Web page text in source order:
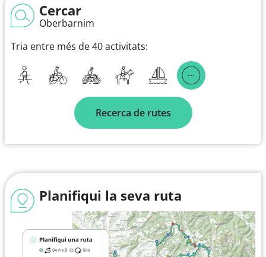
Cercar
Oberbarnim
Tria entre més de 40 activitats:
Recerca de rutes
Planifiqui la seva ruta